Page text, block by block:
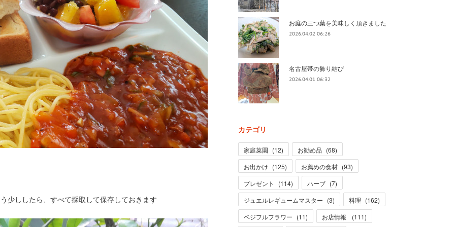
少ししたら、すべて採取して保存しておきます
お庭の三つ葉を美味しく頂きました
2026.04.02 06:26
名古屋帯の飾り結び
2026.04.01 06:32
カテゴリ
家庭菜園 (12) お勧め品 (68)
お出かけ (125) お薦めの食材 (93)
プレゼント
(114) ハーブ (7)
ジュエルレギュームマスター (3) 料理 (162)
ベジフルフラワー (11) お店情報 (111)